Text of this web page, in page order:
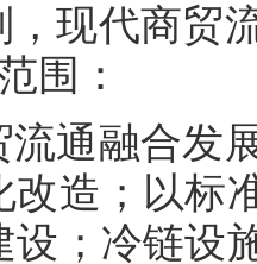
现代商贸
围：
通融合发
改造；以标
设；冷链设